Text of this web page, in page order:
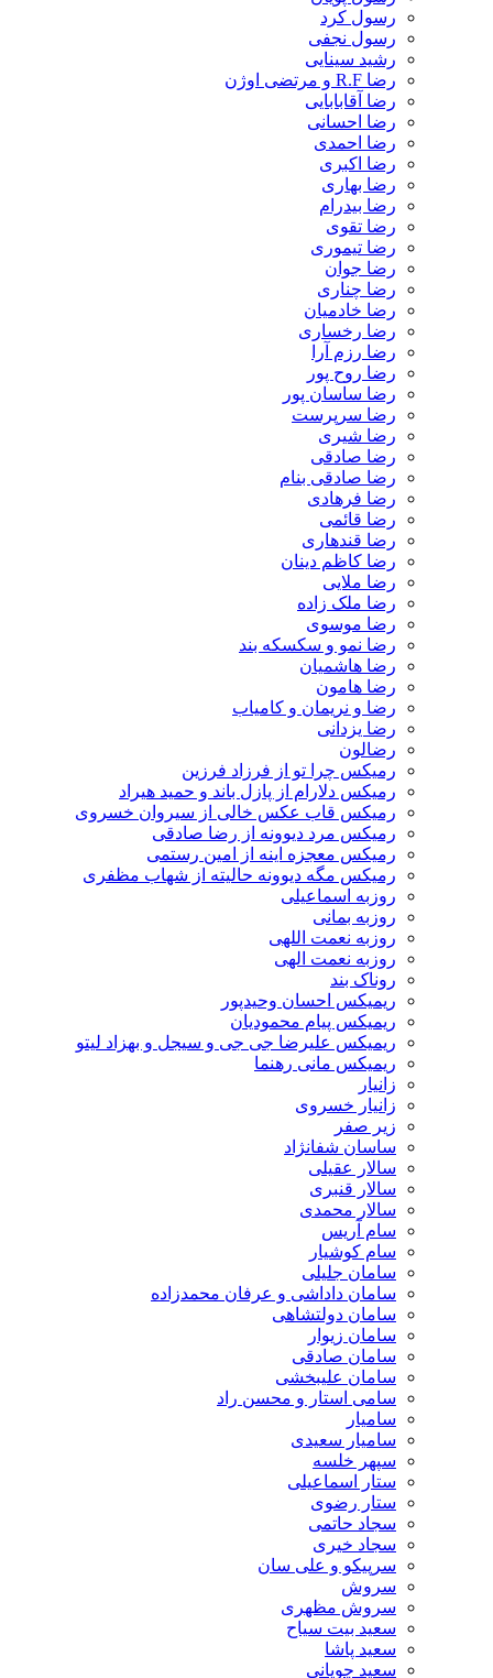
رسول کرد
رسول نجفی
رشید سینایی
رضا R.F و مرتضی اوژن
رضا آقابابایی
رضا احسانی
رضا احمدی
رضا اکبری
رضا بهاری
رضا بیدرام
رضا تقوی
رضا تیموری
رضا جوان
رضا چناری
رضا خادمیان
رضا رخساری
رضا رزم آرا
رضا روح پور
رضا ساسان پور
رضا سرپرست
رضا شیری
رضا صادقی
رضا صادقی بنام
رضا فرهادی
رضا قائمی
رضا قندهاری
رضا کاظم دینان
رضا ملایی
رضا ملک زاده
رضا موسوی
رضا نمو و سکسکه بند
رضا هاشمیان
رضا هامون
رضا و نریمان و کامیاب
رضا یزدانی
رضالون
رمیکس چرا تو از فرزاد فرزین
رمیکس دلارام از پازل باند و حمید هیراد
رمیکس قاب عکس خالی از سیروان خسروی
رمیکس مرد دیوونه از رضا صادقی
رمیکس معجزه اینه از امین رستمی
رمیکس مگه دیوونه حالیته از شهاب مظفری
روزبه اسماعیلی
روزبه بمانی
روزبه نعمت اللهی
روزبه نعمت الهی
روناک بند
ریمیکس احسان وحیدپور
ریمیکس پیام محمودیان
ریمیکس علیرضا جی جی و سیجل و بهزاد لیتو
ریمیکس مانی رهنما
زانیار
زانیار خسروی
زیر صفر
ساسان شفانژاد
سالار عقیلی
سالار قنبری
سالار محمدی
سام آریس
سام کوشیار
سامان جلیلی
سامان داداشی و عرفان محمدزاده
سامان دولتشاهی
سامان زیوار
سامان صادقی
سامان علیبخشی
سامی استار و محسن راد
سامیار
سامیار سعیدی
سپهر خلسه
ستار اسماعیلی
ستار رضوی
سجاد حاتمی
سجاد خیری
سرپیکو و علی سان
سروش
سروش مظهری
سعید بیت سیاح
سعید پاشا
سعید چوپانی